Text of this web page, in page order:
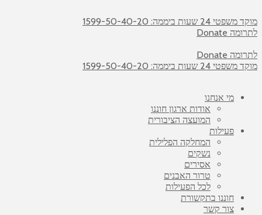
מוקד משפטי 24 שעות ביממה: 1599-50-40-20
לתרומה Donate
לתרומה Donate
מוקד משפטי 24 שעות ביממה: 1599-50-40-20
מי אנחנו
אודות ארגון חוננו
המועצה הציבורית
פעילות
המחלקה הפלילית
נשקים
אסירים
טרור האבנים
לכל הפעילות
חוננו בתקשורת
צור קשר